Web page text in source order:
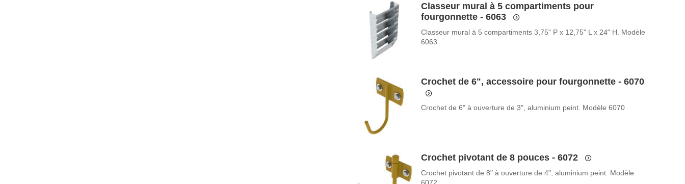
Classeur mural à 5 compartiments pour
fourgonnette - 6063
Classeur mural à 5 compartiments 3,75" P x 12,75" L x 24" H. Modèle
6063
Crochet de 6", accessoire pour fourgonnette - 6070
Crochet de 6" à ouverture de 3", aluminium peint. Modèle 6070
Crochet pivotant de 8 pouces - 6072
Crochet pivotant de 8" à ouverture de 4", aluminium peint. Modèle
6072